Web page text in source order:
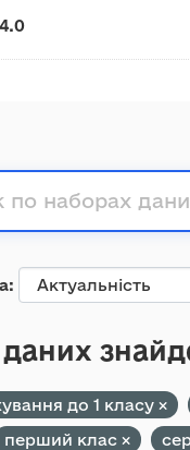
даних
до 1 класу
перший клас